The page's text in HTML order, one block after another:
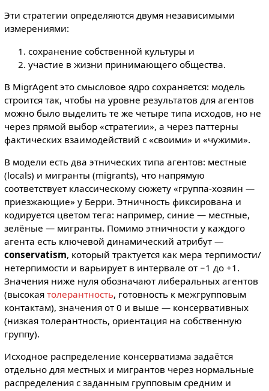
Эти стратегии определяются двумя независимыми
измерениями:
сохранение собственной культуры и
участие в жизни принимающего общества.
В MigrAgent это смысловое ядро сохраняется: модель
строится так, чтобы на уровне результатов для агентов
можно было выделить те же четыре типа исходов, но не
через прямой выбор «стратегии», а через паттерны
фактических взаимодействий с «своими» и «чужими».
В модели есть два этнических типа агентов: местные
(locals) и мигранты (migrants), что напрямую
соответствует классическому сюжету «группа-хозяин —
приезжающие» у Берри. Этничность фиксирована и
кодируется цветом тега: например, синие — местные,
зелёные — мигранты. Помимо этничности у каждого
агента есть ключевой динамический атрибут —
conservatism, который трактуется как мера терпимости/
нетерпимости и варьирует в интервале от −1 до +1.
Значения ниже нуля обозначают либеральных агентов
(высокая толерантность, готовность к межгрупповым
контактам), значения от 0 и выше — консервативных
(низкая толерантность, ориентация на собственную
группу).
Исходное распределение консерватизма задаётся
отдельно для местных и мигрантов через нормальные
распределения с заданным групповым средним и